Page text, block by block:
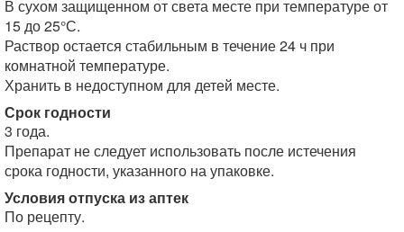
В сухом защищенном от света месте при температуре от
15 до 25°С.
Раствор остается стабильным в течение 24 ч при
комнатной температуре.
Хранить в недоступном для детей месте.
Срок годности
3 года.
Препарат не следует использовать после истечения
срока годности, указанного на упаковке.
Условия отпуска из аптек
По рецепту.